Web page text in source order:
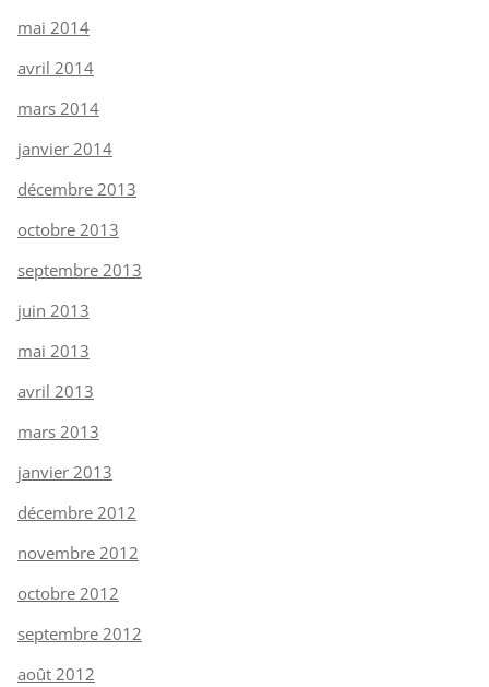
mai 2014
avril 2014
mars 2014
janvier 2014
décembre 2013
octobre 2013
septembre 2013
juin 2013
mai 2013
avril 2013
mars 2013
janvier 2013
décembre 2012
novembre 2012
octobre 2012
septembre 2012
août 2012